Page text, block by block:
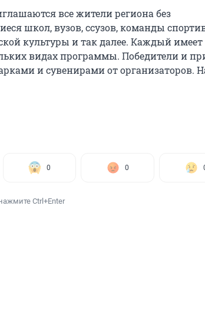
все жители региона без
школ, вузов, ссузов, команды
культуры и так далее. Каждый имеет
видах программы. Победители и
и сувенирами от организаторов.
0 0
Ctrl+Enter